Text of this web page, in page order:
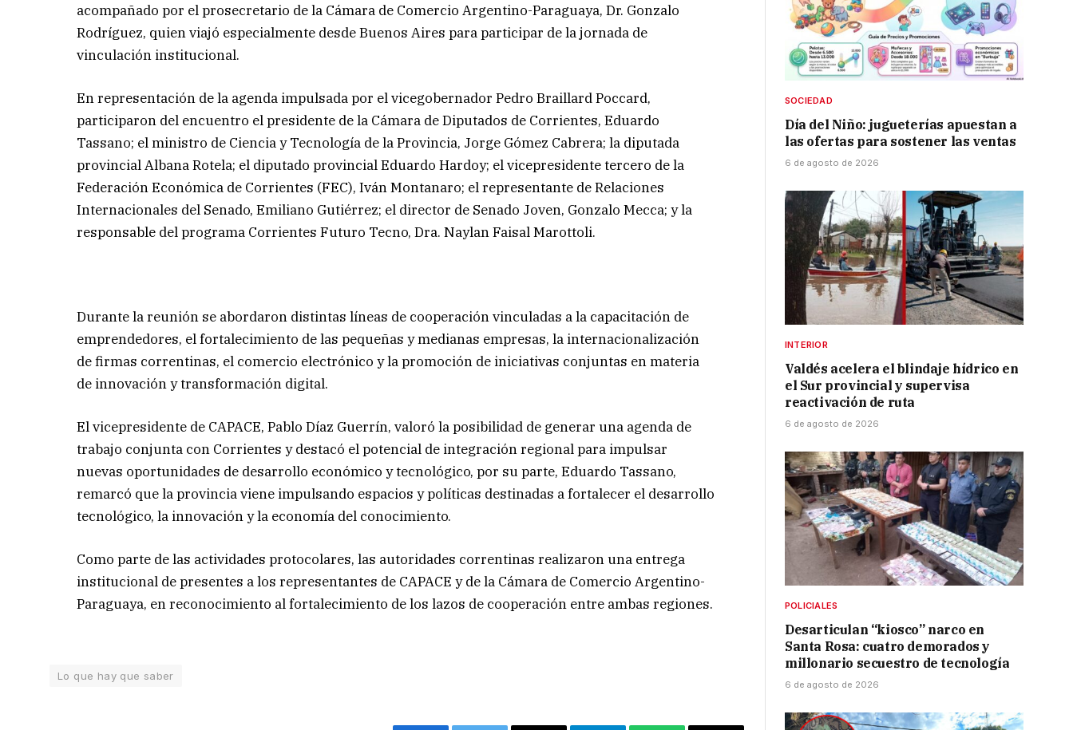
acompañado por el prosecretario de la Cámara de Comercio Argentino-Paraguaya, Dr. Gonzalo
Rodríguez, quien viajó especialmente desde Buenos Aires para participar de la jornada de
vinculación institucional.
En representación de la agenda impulsada por el vicegobernador Pedro Braillard Poccard,
participaron del encuentro el presidente de la Cámara de Diputados de Corrientes, Eduardo
Tassano; el ministro de Ciencia y Tecnología de la Provincia, Jorge Gómez Cabrera; la diputada
provincial Albana Rotela; el diputado provincial Eduardo Hardoy; el vicepresidente tercero de la
Federación Económica de Corrientes (FEC), Iván Montanaro; el representante de Relaciones
Internacionales del Senado, Emiliano Gutiérrez; el director de Senado Joven, Gonzalo Mecca; y la
responsable del programa Corrientes Futuro Tecno, Dra. Naylan Faisal Marottoli.
Durante la reunión se abordaron distintas líneas de cooperación vinculadas a la capacitación de
emprendedores, el fortalecimiento de las pequeñas y medianas empresas, la internacionalización
de firmas correntinas, el comercio electrónico y la promoción de iniciativas conjuntas en materia
de innovación y transformación digital.
El vicepresidente de CAPACE, Pablo Díaz Guerrín, valoró la posibilidad de generar una agenda de
trabajo conjunta con Corrientes y destacó el potencial de integración regional para impulsar
nuevas oportunidades de desarrollo económico y tecnológico, por su parte, Eduardo Tassano,
remarcó que la provincia viene impulsando espacios y políticas destinadas a fortalecer el desarrollo
tecnológico, la innovación y la economía del conocimiento.
Como parte de las actividades protocolares, las autoridades correntinas realizaron una entrega
institucional de presentes a los representantes de CAPACE y de la Cámara de Comercio Argentino-
Paraguaya, en reconocimiento al fortalecimiento de los lazos de cooperación entre ambas regiones.
Lo que hay que saber
SOCIEDAD
Día del Niño: jugueterías apuestan a
las ofertas para sostener las ventas
6 de agosto de 2026
INTERIOR
Valdés acelera el blindaje hídrico en
el Sur provincial y supervisa
reactivación de ruta
6 de agosto de 2026
POLICIALES
Desarticulan “kiosco” narco en
Santa Rosa: cuatro demorados y
millonario secuestro de tecnología
6 de agosto de 2026